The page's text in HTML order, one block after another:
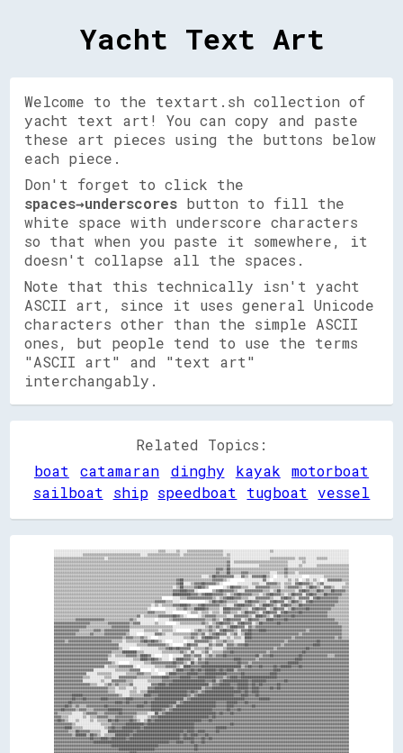
Yacht Text Art
Welcome to the textart.sh collection of
yacht text art! You can copy and paste
these art pieces using the buttons below
each piece.
Don't forget to click the
spaces→underscores button to fill the
white space with underscore characters
so that when you paste it somewhere, it
doesn't collapse all the spaces.
Note that this technically isn't yacht
ASCII art, since it uses general Unicode
characters other than the simple ASCII
ones, but people tend to use the terms
"ASCII art" and "text art"
interchangably.
Related Topics:
boat
catamaran dinghy kayak
motorboat
sailboat
ship speedboat tugboat vessel
▒▒▒▒▒▒▒▒▒▒▒▒▒▒▒▒▒▒▒▒▒▒▒▒▒▒▒▒▒▒▒▒▒▒▒▒▒▒▒▒▒▒▒▒▒▒▒▒▒▒▒▒▒▒▒▒▒▒▒▒▒▒▒▒▒▒▒▒▒▒▒▒▒▒▒▒▒▒▒▒▒▒▒▒▒▒▒▒▒▒▒▒▒▒▒▒▓▓░░▒▒▒▒▒▒▒▒▒▒▒▒▒▒▒▒▒▒▒▒▒▒▒▒▒▒▒▒▒▒░░░░░░░░▒▒░░░░░░░░░░░░░░░░░░░░░░░░
▒▒▒▒▒▒▒▒▒▒▒▒▒▒▒▒▒▒▒▒▒▒▒▒▒▒▒▒▒▒▒▒▒▒▒▒▒▒▒▒▒▒▒▒▒▒▒▒▒▒▒▒▒▒▒▒▒▒▒▒▒▒▒▒▒▒▒▒▒▒▒▒▒▒▒▒▒▒▒▒▒▒▒▒▒▒▒▒▒▒▒▒▒▒▒▒▓▓░░░░░░░░░░░░░░░░▒▒▒▒▒▒▒▒▒▒▒▒▒▒▒▒░░░░░░▒▒░░░░░░░░▒▒▒▒▒▒▒▒▒▒▒▒▒▒▒▒▒▒
▒▒▒▒▒▒▒▒▒▒▒▒▒▒▒▒▒▒▒▒▒▒▒▒▒▒▒▒▒▒▒▒▒▒▒▒▒▒▒▒▒▒▒▒▒▒▒▒▒▒▒▒▒▒▒▒▒▒▒▒▒▒▒▒▒▒▒▒▒▒▒▒▒▒▒▒▒▒▒▒▒▒▒▒▒▒▒▒▒▒▓▓▓▓▒▒██▒▒▒▒▒▒▒▒▒▒▒▒▒▒▒▒▒▒▒▒▒▒▒▒▒▒▒▒▒▒▓▓▒▒▒▒▒▒▒▒▒▒▒▒▒▒▒▒▒▒▒▒▒▒▒▒▒▒▒▒▒▒▒▒▒▒
▒▒▒▒▒▒▒▒▒▒▒▒▒▒▒▒▒▒▒▒▒▒▒▒▒▒▒▒▒▒▒▒▒▒▒▒▒▒▒▒▒▒▒▒▒▒▒▒▒▒▒▒▒▒▒▒▒▒▒▒▒▒▒▒▒▒▒▒▒▒▒▒▒▒▒▒▒▒▒▒▒▒▒▒▒▒▒▒▒▒▓▓▒▒▒▒██▒▒▒▒▒▒▓▓▓▓▒▒▒▒▒▒▒▒▒▒▒▒░░░░▒▒▒▒▓▓▒▒▒▒░░▒▒▒▒▒▒▒▒▒▒▒▒▒▒▒▒▒▒▒▒▒▒▒▒▒▒▒▒
▒▒▒▒▒▒▒▒▒▒▒▒▒▒▒▒▒▒▒▒▒▒▒▒▒▒▒▒▒▒▒▒▒▒▒▒▒▒▒▒▒▒▒▒▒▒▒▒▒▒▒▒▒▒▒▒▒▒▒▒▒▒▒▒▒▒▒▒▒▒▒▒▒▒▒▒▒▒▒▒▒▒░░░░▒▒██▓▓▓▓▓▓▓▓▓▓░░░░▓▓▒▒░░▓▓▓▓▓▓██▒▒░░  ░░░░▒▒░░░░░░░░    ░░░░░░░░▒▒▒▒▒▒▒▒▒▒▒▒▒▒
▒▒▒▒▒▒▒▒▒▒▒▒▒▒▒▒▒▒▒▒▒▒▒▒▒▒▒▒▒▒▒▒▒▒▒▒▒▒▒▒▒▒▒▒▒▒▒▒▒▒▒▒▒▒▒▒▒▒▒▒▒▒▒▒▒▒▒▒▓▓██▒▒▒▒▒▒▒▒▒▒▒▒▒▒▒▒▓▓▓▓▓▓▒▒░░        ░░░░░░░░░░▓▓░░  ░░░░░░░░▒▒░░▒▒  ░░▒▒░░▒▒░░  ░░▓▓▓▓▓▓▓▓▒▒▒▒
▒▒▒▒▒▒▒▒▒▒▒▒▒▒▒▒▒▒▒▒▒▒▒▒▒▒▒▒▒▒▒▒▒▒▒▒▒▒▒▒▒▒▒▒▒▒▒▒▒▒▒▒▒▒▒▒▒▒▒▒▒▒▒▒▒▒▒▒▓▓██░░░░▒▒▓▓▓▓██▓▓▓▓▓▓▒▒░░        ░░░░░░░░▒▒▒▒░░░░▓▓▓▓▓▓▒▒░░▒▒▒▒░░▓▓██▓▓▓▓▒▒░░▒▒▓▓░░░░░░░░░░░░▒▒
▒▒▒▒▒▒▒▒▒▒▒▒▒▒▒▒▒▒▒▒▒▒▒▒▒▒▒▒▒▒▒▒▒▒▒▒▒▒▒▒▒▒▒▒▒▒▒▒▒▒▒▒▒▒▒▒▒▒▒▒▒▒▒▒▒▒░░▒▒██▒▒▒▒▒▒▓▓██▓▓▒▒        ░░▒▒██▓▓▓▓▒▒▒▒░░░░▓▓▓▓▓▓▓▓▒▒▒▒▒▒░░▒▒▓▓▓▓▓▓▒▒░░▒▒██▓▓▒▒░░▓▓▓▓▒▒░░░░▒▒▒▒
▒▒▒▒▒▒▒▒▒▒▒▒▒▒▒▒▒▒▒▒▒▒▒▒▒▒▒▒▒▒▒▒▒▒▒▒▒▒▒▒▒▒▒▒▒▒▒▒▒▒▒▒▒▒▒▒▒▒▒▒▒▒▒▒▒▒▓▓▓▓████▓▓▓▓░░        ▒▒▓▓██▓▓▓▓▓▓▒▒░░░░▓▓▓▓▓▓▓▓▓▓▒▒▒▒░░▒▒██▒▒▒▒▒▒▒▒░░▓▓██▓▓▒▒▒▒██▓▓▒▒▒▒██▓▓▓▓▓▓▒▒
▒▒▒▒▒▒▒▒▒▒▒▒▒▒▒▒▒▒▒▒▒▒▒▒▒▒▒▒▒▒▒▒▒▒▒▒▒▒▒▒▒▒▒▒▒▒▒▒▒▒▒▒▒▒▒▒▒▒▒▒▒▒▒▒▒▒██████████▓▓▓▓▒▒▓▓████▓▓▓▓▓▓▒▒░░▒▒▓▓██▓▓▓▓▓▓▒▒▒▒░░▒▒▓▓██▓▓▓▓▒▒░░▒▒██▓▓▓▓░░▓▓██▓▓▒▒▒▒██▓▓▓▓▓▓▓▓▒▒▒▒
▒▒▒▒▒▒▒▒▒▒▒▒▒▒▒▒▒▒▒▒▒▒▒▒▒▒▒▒▒▒▒▒▒▒▒▒▒▒▒▒▒▒▒▒▒▒▒▒▒▒▒▒▒▒▒▒▒▒▒▒      ░░░░▒▒▒▒▓▓▓▓▓▓▓▓▓▓▓▓▓▓▒▒░░▒▒▓▓████▓▓▓▓▒▒▒▒░░░░▓▓▓▓▓▓▓▓▒▒░░░░▓▓██▓▓▒▒░░▓▓▓▓▓▓░░▓▓██▓▓▓▓▓▓▓▓▓▓▒▒▒▒▒▒
▒▒▒▒▒▒▒▒▒▒▒▒▒▒▒▒▒▒▒▒▒▒▒▒▒▒▒▒▒▒▒▒▒▒▒▒▒▒▒▒▒▒▒▒▒▒▒▒▒▒▒▒▒▒▒▒▓▓▓▓▓▓▒▒▒▒░░░░              ░░▒▒██▓▓██▓▓▒▒▒▒▒▒░░░░▓▓██▓▓▓▓▒▒▒▒░░▓▓██▓▓▓▓░░▒▒██▓▓▒▒░░▓▓██▓▓▓▓▓▓▓▓▓▓▓▓▓▓▒▒▒▒▒▒
▒▒▒▒▒▒▒▒▒▒▒▒▒▒▒▒▒▒▒▒▒▒▒▒▒▒▒▒▒▒▒▒▒▒▒▒▒▒▒▒▒▒▒▒▒▒▒▒▒▒▒▒▒▒░░▒▒░░▒▒▒▒▒▒▓▓▓▓████▓▓▒▒▒▒▓▓██▓▓▓▓▓▓▓▓▒▒▒▒░░░░▓▓████▓▓▓▓▒▒░░▒▒████▓▓▒▒░░▓▓██▓▓▒▒▒▒██▓▓▓▓▓▓▓▓▓▓▓▓▓▓▓▓▓▓▒▒▒▒▒▒▒▒
▒▒▒▒▒▒▒▒▒▒▒▒▒▒▒▒▒▒▒▒▒▒▒▒▒▒▒▒▒▒▒▒▒▒▒▒▒▒▒▒▒▒▒▒▒▒▒▒▒▒▒▒░░        ░░░░░░▒▒▒▒▓▓▒▒▒▒██████▓▓▒▒▒▒▒▒░░████▓▓▓▓▓▓▒▒▒▒░░▓▓██▓▓▓▓░░▒▒██▓▓▓▓░░▒▒██▓▓▓▓▓▓██▓▓▓▓▓▓▓▓▓▓▓▓▒▒▒▒▒▒▒▒▒▒
▒▒▒▒▒▒▒▒▒▒▒▒▒▒▒▒▒▒▒▒▒▒▒▒▒▒▒▒▒▒▒▒▒▒▒▒▒▒▒▒▒▒▒▒▒▒▒▒▒▒▒▒▓▓▓▓▒▒▒▒▒▒░░░░        ░░▒▒▒▒░░▒▒▒▒░░▒▒▒▒░░▓▓▓▓▒▒▒▒░░▒▒██▓▓▓▓▒▒░░▓▓██▓▓▓▓░░▓▓██▓▓▓▓▓▓██▓▓▓▓▓▓▓▓▓▓▓▓▓▓▒▒▒▒▒▒▒▒▒▒▒▒
▒▒▒▒▒▒▒▒▒▒▒▒▒▒▒▒▒▒▒▒▒▒▒▒▒▒▒▒▒▒▒▒▒▒▒▒▒▒▒▒▒▒▒▒▒▒▓▓░░▒▒▒▒▒▒▒▒▓▓▓▓▓▓▓▓██▓▓▒▒░░      ░░▒▒▓▓▓▓▓▓▒▒▒▒▒▒░░░░▓▓▓▓▓▓▓▓▒▒░░████▓▓▒▒░░▓▓██▓▓▓▓▓▓██▓▓▓▓▓▓▓▓▓▓▓▓▓▓▓▓▓▓▒▒▒▒▒▒▒▒▒▒▒▒
▒▒▒▒▒▒▒▒▒▒▒▒▓▓▓▓▓▓▓▓▓▓▓▓▓▓▓▓▒▒▒▒▒▒▒▒▒▒▒▒▒▒▓▓▒▒░░░░░░░░░░  ░░░░░░▒▒▓▓▓▓▓▓▓▓▓▓▓▓▓▓▓▓▓▓▒▒▒▒▓▓▒▒░░▓▓██▓▓▓▓▓▓░░▒▒██▓▓▓▓▒▒▒▒████▓▓▓▓▓▓██▓▓▓▓▓▓▓▓▓▓▓▓▓▓▓▓▓▓▓▓▓▓▓▓▓▓▒▒▒▒▒▒▒▒
▓▓▓▓▓▓▓▓▓▓▓▓▓▓▓▓▓▓▓▓▒▒▒▒▒▒▒▒▒▒▓▓▓▓▓▓▓▓▓▓▓▓▒▒▓▓▓▓░░░░░░░░▒▒░░░░      ░░▒▒▒▒▒▒▒▒▒▒▒▒▓▓▒▒░░▒▒▓▓██▓▓▓▓▒▒░░▓▓██▓▓▓▓░░▒▒██▓▓▓▓▓▓▓▓██▓▓▓▓▓▓▓▓▓▓▓▓▓▓▓▓▓▓▓▓▓▓▓▓▓▓▓▓▓▓▓▓▒▒▒▒▒▒
▓▓▓▓▓▓▓▓▓▓▓▓▓▓▓▓▓▓▒▒▒▒▒▒▒▒▒▒▒▒▒▒▓▓▓▓▓▓▓▓▓▓▒▒▒▒▒▒▒▒▒▒▒▒▒▒▒▒▒▒▒▒▒▒▒▒░░░░░░░░░░░░░░░░░░▒▒▓▓▒▒▓▓▒▒░░▒▒████▓▓▓▓░░▓▓▒▒▓▓▓▓▓▓▓▓▓▓▓▓▓▓▓▓▓▓▓▓▓▓▓▓▓▓▓▓▓▓▓▓▓▓▓▓▓▓▓▓▓▓▓▓▓▓▓▓▒▒▒▒
▓▓▓▓▓▓▓▓▓▓▓▓▓▓▒▒▒▒▒▒▒▒▓▓▓▓▒▒▓▓▓▓▓▓▓▓▓▓▓▓▓▓░░░░░░░░▒▒▒▒▒▒▒▒░░▒▒▒▒▒▒░░        ░░▒▒▓▓▒▒▒▒▓▓▒▒░░▓▓██▓▓▓▓▒▒░░▓▓▓▓██▓▓▓▓████▓▓▓▓▓▓▓▓▓▓▓▓▓▓▓▓▓▓▓▓▓▓▒▒▓▓▓▓▓▓▓▓▓▓▓▓▓▓▓▓▓▓▒▒▒▒
▓▓▓▓▓▓▓▓▓▓▓▓▒▒▒▒▒▒▒▒▓▓▒▒▒▒▒▒▓▓▓▓▓▓▓▓▓▓▓▓▒▒░░░░    ░░░░░░▓▓▓▓▒▒░░░░▒▒▒▒▒▒▒▒▒▒▓▓▓▓▒▒▓▓░░▒▒▓▓██▓▓▓▓░░▒▒▓▓░░▒▒████▓▓▓▓▓▓▓▓▓▓▓▓▓▓▓▓▓▓▓▓▓▓▓▓▓▓▒▒▓▓▓▓▓▓▓▓▓▓▓▓▓▓▓▓▓▓▓▓▓▓▒▒▒▒
▓▓▓▓▓▓▓▓▓▓▓▓▓▓▓▓▓▓▓▓▓▓▓▓▓▓▓▓▓▓▓▓▓▓▓▓▓▓▒▒▓▓▓▓▒▒▒▒▓▓▒▒░░    ░░░░░░░░░░░░░░▒▒▒▒▓▓▒▒░░▓▓████▓▓▓▓░░░░▒▒░░▒▒▒▒░░████▓▓▓▓▓▓▓▓▓▓▓▓▓▓▓▓▓▓▓▓▓▓▒▒▓▓▓▓▓▓▓▓▓▓▓▓▓▓▓▓▓▓▓▓▓▓▒▒▓▓▒▒▒▒
▓▓▓▓▓▓▒▒▓▓▓▓▓▓▓▓▓▓▓▓▓▓▓▓▓▓▓▓▓▓▓▓▒▒▒▒▒▒░░▒▒▒▒▒▒▒▒▓▓██▓▓██▓▓▒▒░░    ░░░░░░  ░░░░▓▓▓▓▓▓▓▓▒▒░░▒▒▒▒▓▓▒▒▒▒░░░░░░▓▓▓▓▓▓▓▓▓▓▓▓▓▓▓▓▓▓▓▓▓▓▒▒▓▓▓▓▓▓▓▓▓▓▓▓▓▓▓▓██▓▓▓▓▓▓▓▓▓▓▓▓▓▓▓▓
▓▓▓▓▓▓▓▓▓▓▓▓▓▓▓▓▓▓▓▓▓▓▓▓▓▓▓▓▓▓▓▓▓▓▓▓░░░░░░░░░░▒▒▒▒▒▒▓▓▓▓▓▓▓▓▓▓▒▒░░      ▒▒██▓▓▓▓░░░░░░▓▓▒▒▓▓▓▓░░▓▓▓▓▒▒▓▓▓▓██▓▓▓▓▓▓▓▓▓▓▓▓▓▓▓▓▓▓▒▒▓▓▓▓▓▓▓▓▓▓▓▓▓▓▓▓████▓▓▓▓▓▓▓▓▓▓▓▓▓▓▓▓
▓▓▓▓▓▓▓▓▓▓▓▓▓▓▓▓▓▓▓▓▓▓▓▓▓▓▓▓▓▓▓▓▓▓▓▓▒▒░░░░      ░░░░░░░░░░▒▒▒▒▓▓██▓▓██▓▓▓▓▓▓░░▒▒▒▒▒▒▓▓▒▒░░░░░░▒▒▓▓▓▓▓▓▓▓▓▓▓▓▓▓▓▓▓▓▓▓▓▓▓▓▓▓▒▒▓▓▓▓▓▓▓▓▓▓▓▓▓▓▓▓██▓▓▓▓▓▓▓▓▓▓▓▓▓▓▓▓▓▓▓▓▓▓
▓▓▓▓▓▓▓▓▓▓▓▓▓▓▓▓▓▓▓▓▓▓▓▓▓▓▓▓▓▓▓▓▒▒▒▒▒▒████████▒▒▒▒░░░░░░░░░░▒▒▒▒▒▒▒▒▒▒▓▓▒▒░░▓▓░░░░▒▒▓▓░░▒▒▒▒▒▒▓▓▓▓██▓▓▓▓▓▓▓▓▓▓▓▓▓▓▓▓▓▓▒▒▓▓▓▓▓▓▓▓▓▓▓▓▓▓▓▓▓▓██▓▓▓▓▓▓▓▓▓▓▓▓▓▓▓▓▓▓▓▓▓▓▓▓
▓▓▓▓▓▓▓▓▓▓▓▓▓▓▓▓▓▓▓▓▓▓▓▓▓▓▓▓▓▓▒▒░░▒▒▒▒▒▒▓▓▓▓▓▓▒▒████▓▓░░    ░░░░  ░░░░░░▓▓▓▓▒▒▓▓▓▓░░▒▒▓▓▒▒▓▓▓▓██▓▓▓▓▓▓▓▓▓▓▓▓▓▓▓▓██▒▒▓▓▓▓██▓▓▓▓▓▓▓▓▓▓▓▓▓▓██▓▓▓▓▓▓▓▓▓▓▓▓▓▓▒▒▒▒▓▓▓▓▓▓▓▓
▓▓▓▓▓▓▓▓▓▓▓▓▓▓▓▓▓▓▓▓▓▓▓▓▓▓▓▓▓▓░░░░░░░░░░░░░░▒▒▒▒████▓▓██▓▓▒▒░░░░  ▒▒████▓▓▓▓▒▒░░▓▓▒▒▓▓▓▓▓▓▓▓▓▓▓▓▓▓▓▓████▓▓▓▓▓▓▓▓▒▒▓▓▓▓▓▓▓▓▓▓▓▓▓▓▓▓▓▓▓▓████▓▓▓▓▓▓▓▓▓▓▓▓▓▓▓▓▓▓▓▓▓▓▓▓▓▓
▓▓▓▓▓▓▓▓▓▓▓▓▓▓▓▓▓▓▓▓▓▓▓▓▓▓▓▓▓▓▓▓▒▒░░      ░░░░░░░░▒▒▒▒▓▓▓▓▓▓▓▓▓▓▓▓██▓▓▓▓▒▒░░██▒▒▓▓▓▓██▓▓▓▓▓▓▓▓▓▓▓▓▓▓▓▓██▓▓▓▓▒▒▓▓▓▓▓▓▓▓▓▓▓▓▓▓▓▓▓▓▓▓██████▓▓▓▓▓▓▓▓▓▓▓▓▓▓▓▓▓▓▓▓▓▓▓▓▓▓▓▓
▓▓▓▓▓▓▓▓▓▓▓▓▓▓▓▓▓▓▓▓▓▓▓▓▓▓▓▓░░▒▒▒▒▒▒▓▓▓▓▓▓▓▓░░  ░░░░░░░░▒▒▒▒▒▒▓▓▓▓▓▓▒▒░░████▓▓▓▓▓▓██████████████████████▒▒▓▓██▓▓▓▓██▓▓▓▓▓▓██▓▓██████▓▓▓▓██▓▓▓▓▓▓▓▓▓▓▓▓▓▓▓▓▓▓▓▓▓▓▓▓▓▓
▓▓▓▓▓▓▓▓▓▓▓▓▓▓▓▓▓▓▓▓▓▓░░░░░░░░░░░░▒▒▒▒▒▒▒▒▓▓▓▓▓▓      ░░  ░░░░░░░░▒▒████▓▓▓▓██▓▓██▓▓██████▓▓██▓▓████▒▒▓▓▓▓▓▓▓▓▓▓▓▓▓▓▓▓▓▓▓▓████▓▓▓▓▓▓▓▓▓▓▓▓▓▓▓▓▓▓▓▓▓▓▓▓▓▓▓▓▓▓▓▓▓▓▓▓▓▓
▓▓▓▓▓▓▓▓▓▓▓▓▓▓▓▓▓▓░░░░░░▒▒▒▒▒▒▒▒░░░░░░░░▒▒▒▒▒▒▓▓▓▓▒▒▒▒░░░░    ▒▒████▓▓▓▓▓▓██████▓▓▓▓████████████▓▓▓▓▓▓▓▓██▓▓▓▓▓▓▓▓▓▓▓▓▓▓████▓▓▓▓▓▓▓▓▓▓▓▓▓▓▓▓▓▓▓▓▓▓▓▓▓▓▓▓▓▓▓▓▓▓▓▓▓▓▓▓
▓▓▓▓▓▓▓▓▓▓▓▓▓▓▓▓▒▒▒▒░░░░░░░░▒▒▒▒░░░░▓▓▓▓▓▓▓▓▓▓▒▒▒▒▒▒▒▒▓▓▓▓▓▓████▓▓▓▓▓▓██████▓▓▓▓██████████▓▓▓▓▒▒▓▓████▓▓████████████████████▓▓▓▓▓▓▓▓▓▓▓▓▓▓▓▓▓▓▓▓▓▓▓▓▓▓▓▓▓▓▓▓▓▓▓▓▓▓▓▓
▓▓▓▓▓▓▓▓▓▓▓▓▓▓▓▓░░░░░░░░░░▒▒░░░░▓▓▓▓▓▓▓▓▒▒▒▒░░░░░░░░▒▒▒▒▒▒▒▒▓▓▓▓▓▓██████████████████▓▓▓▓██▒▒▓▓██████████████▓▓████████▓▓▓▓▓▓▓▓▓▓██▓▓▓▓▓▓▓▓▓▓▓▓▓▓▓▓▓▓▓▓▓▓▓▓▓▓▓▓▓▓▓▓▓▓
▓▓▓▓▓▓▓▓▓▓▓▓▓▓▓▓▓▓▓▓▒▒▒▒░░░░▒▒▓▓▒▒▓▓▒▒▒▒▒▒▓▓░░░░░░░░░░▓▓▓▓████▓▓██████████████████████▒▒▓▓▓▓██████▓▓▓▓██████▓▓██▓▓██▓▓▓▓▓▓▓▓██▓▓▓▓▓▓▓▓▓▓▓▓▓▓▓▓▓▓▓▓▓▓▓▓▓▓▓▓▓▓▓▓▓▓▓▓▓▓
▓▓▓▓▓▓▓▓▓▓▓▓▓▓▓▓▓▓▓▓▓▓▓▓▓▓▓▓▓▓▒▒▒▒░░▒▒▒▒░░░░▒▒░░░░░░▓▓▓▓██████████████████████████▒▒▓▓▓▓████████████▓▓██████▓▓████▓▓▓▓▓▓██▓▓██▓▓▓▓▓▓▓▓▓▓▓▓▓▓▓▓▓▓▓▓▓▓▓▓▓▓▓▓▓▓▓▓▓▓▓▓▓▓
▓▓▓▓▓▓▓▓▓▓▓▓▓▓▓▓▓▓▓▓▓▓▓▓▓▓▓▓▓▓▒▒▒▒░░░░░░░░▒▒▒▒░░▒▒▒▒██████████████████████▓▓██▓▓▒▒▓▓████████████████████▓▓██▓▓████▓▓▓▓▓▓▓▓▓▓▓▓▓▓▓▓▓▓▓▓▓▓▓▓▓▓▓▓▓▓▓▓▓▓▓▓▓▓▓▓▓▓▓▓▓▓▓▓▓▓
▓▓▓▓▓▓▓▓▓▓██████▓▓▓▓▓▓▓▓▓▓▓▓▓▓▓▓▓▓▓▓▒▒░░░░▒▒▒▒▒▒▒▒████▓▓▓▓████████████████▓▓▒▒▓▓████████████████████▓▓▓▓████▓▓▓▓██▓▓▓▓▓▓▓▓▓▓▓▓▓▓▓▓▓▓▓▓▓▓▓▓▓▓▓▓▓▓▓▓▓▓▓▓▓▓▓▓▓▓▓▓▓▓▓▓▓▓
▓▓▓▓▓▓▓▓▓▓██▓▓▓▓██▓▓▓▓▓▓▓▓████▓▓▓▓▓▓▓▓▓▓████▓▓▓▓▓▓▓▓▓▓▓▓████████████████▒▒▓▓██████████████████████████████▓▓▓▓▓▓▓▓██████▓▓▓▓▓▓▓▓▓▓▓▓▓▓▓▓▓▓▓▓▓▓▓▓▓▓▓▓▓▓▓▓▓▓▓▓▓▓▓▓▓▓▓▓
▓▓▓▓▓▓▓▓██▓▓▓▓▓▓▓▓▓▓▓▓▓▓▓▓▓▓▓▓▓▓▓▓████▓▓██▓▓▓▓▓▓▓▓██▓▓██████████████▒▒▓▓██████████████████▓▓▓▓▓▓██████▓▓▓▓██▓▓▓▓▓▓▓▓▓▓▓▓▓▓▓▓▓▓▓▓▓▓▓▓▓▓▓▓▓▓▓▓▓▓▓▓▓▓▓▓▓▓▓▓▓▓▓▓▓▓▓▓▓▓▓▓
▓▓▓▓▓▓██▓▓▒▒▓▓▒▒▒▒▓▓▓▓▓▓▓▓▓▓██▓▓▓▓▓▓▓▓▓▓▓▓▓▓▓▓████▓▓▓▓██████████▓▓▒▒██████████████████████▓▓▓▓▓▓████▓▓▓▓▓▓▓▓▓▓██▓▓▓▓▓▓▓▓▓▓▓▓▓▓▓▓▓▓▓▓▓▓▓▓▓▓▓▓▓▓▓▓▓▓▓▓▓▓▓▓▓▓▓▓▓▓▓▓▓▓▓▓
▓▓▓▓██▓▓▓▓▓▓▒▒▓▓▓▓▒▒▒▒▓▓▓▓▓▓▓▓████████▓▓▓▓▓▓▓▓▓▓▓▓▓▓▓▓██████▓▓▒▒▓▓██████████████████████▓▓▓▓▓▓▓▓██▓▓▓▓██▓▓▓▓▓▓▓▓▓▓▓▓▓▓▓▓▓▓▓▓▓▓▓▓▓▓▓▓▓▓▓▓▓▓▓▓▓▓▓▓▓▓▓▓▓▓▓▓▓▓▓▓▓▓▓▓▓▓▓▓
▓▓▒▒▒▒▒▒▒▒░░░░░░▒▒▓▓▓▓▓▓▒▒▒▒▓▓▓▓▓▓▓▓██▓▓▓▓▓▓▓▓▒▒▒▒▒▒░░░░██▒▒▓▓████████████████████████████▓▓██▓▓▓▓██▓▓▓▓▓▓▓▓▓▓▓▓▓▓▓▓▓▓▓▓▓▓▓▓▓▓▓▓▓▓▓▓▓▓▓▓▓▓▓▓▓▓▓▓▓▓▓▓▓▓▓▓▓▓▓▓▓▓▓▓▓▓▓▓
▓▓▓▓▒▒▒▒░░░░░░░░▒▒░░▒▒▒▒▓▓▓▓▓▓▒▒▒▒▓▓▓▓▓▓▓▓▓▓▒▒░░░░░░▒▒▓▓▓▓████████████████████████████▓▓██▓▓▓▓▓▓▓▓▓▓▓▓▓▓▓▓▓▓▓▓▓▓▓▓▓▓▓▓▓▓▓▓▓▓▓▓▓▓▓▓▓▓▓▓▓▓▓▓▓▓▓▓▓▓▓▓▓▓▓▓▓▓▓▓▓▓▓▓▓▓▓▓▓▓
▓▓██▓▓▒▒░░░░▒▒░░░░░░▒▒░░▒▒▒▒▒▒██▓▓██▓▓▓▓▓▓██▓▓▒▒░░▒▒██▓▓██████████████████████████▓▓▓▓██▓▓▓▓▓▓▓▓▓▓▓▓▓▓▓▓▓▓▓▓▓▓▓▓▓▓▓▓▓▓▓▓▓▓▓▓▓▓▓▓▓▓▓▓▓▓▓▓▓▓▓▓▓▓▓▓▓▓▓▓▓▓▓▓▓▓▓▓▓▓▓▓▓▓▓▓
▓▓▓▓▓▓▓▓▓▓▒▒░░░░░░░░░░░░░░▒▒▒▒▒▒▓▓▓▓▓▓▓▓██████████▓▓██████████████████████████▓▓▓▓▓▓▓▓▓▓▓▓▓▓▓▓▓▓▓▓██▓▓▓▓▓▓▓▓▓▓▓▓▓▓▓▓▓▓▓▓▓▓▓▓▓▓▓▓▓▓▓▓▓▓▓▓▓▓▓▓▓▓▓▓▓▓▓▓▓▓▓▓▓▓▓▓▓▓▓▓▓▓▓▓
▓▓▓▓▓▓████▒▒▒▒▒▒░░░░░░░░░░░░▒▒▓▓██▓▓▓▓██████████▓▓████████████████████████████▓▓▓▓▓▓▓▓▓▓▓▓██████▓▓▓▓▓▓▓▓▓▓▓▓▓▓▓▓▓▓▓▓▓▓▓▓▓▓▓▓▓▓▓▓▓▓▓▓▓▓▓▓▓▓▓▓▓▓▓▓▓▓▓▓▓▓▓▓▓▓▓▓▓▓▓▓▓▓▓▓
▓▓▓▓▓▓▓▓▒▒▒▒██▓▓▓▓▓▓▒▒▒▒▒▒░░░░██████████████▓▓██████████████████████████▓▓████▓▓████▓▓▓▓▓▓██▓▓▓▓▓▓▓▓▓▓▓▓▓▓▓▓▓▓▓▓▓▓▓▓▓▓▓▓▓▓▓▓▓▓▓▓▓▓▓▓▓▓▓▓▓▓▓▓▓▓▓▓▓▓▓▓▓▓▓▓▓▓▓▓▓▓▓▓▓▓▓▓
▓▓▓▓▓▓▓▓▓▓▒▒██████▒▒██▓▓▒▒░░▒▒▒▒▒▒████████▓▓██████████████████████████▓▓██▓▓████▓▓▓▓██▓▓▓▓▓▓▓▓▓▓▓▓▓▓▓▓▓▓▓▓▓▓▓▓▓▓▓▓▓▓▓▓▓▓▓▓▓▓▓▓▓▓▓▓▓▓▓▓▓▓▓▓▓▓▓▓▓▓▓▓▓▓▓▓▓▓▓▓▓▓▓▓▓▓▓▓▓▓
▓▓▓▓▓▓▓▓▓▓▓▓▓▓▓▓▓▓▓▓██▓▓▓▓████▓▓████████▓▓████████████████████████████▓▓██████▓▓▓▓██▓▓██▓▓▓▓▓▓▓▓▓▓▓▓▓▓▓▓▓▓▓▓▓▓▓▓▓▓▓▓▓▓▓▓▓▓▓▓▓▓▓▓▓▓▓▓▓▓▓▓▓▓▓▓▓▓▓▓▓▓▓▓▓▓▓▓▓▓▓▓▓▓▓▓▓▓▓▓
▓▓▓▓▓▓▓▓▓▓▓▓▓▓▓▓▓▓▓▓▓▓██████████████████████████████████████████▓▓▓▓████▓▓▓▓██▓▓▓▓██▓▓▓▓▓▓▓▓▓▓▓▓▓▓▓▓▓▓▓▓▓▓▓▓▓▓▓▓▓▓▓▓▓▓▓▓▓▓▓▓▓▓▓▓▓▓▓▓▓▓▓▓▓▓▓▓▓▓▓▓▓▓▓▓▓▓▓▓▓▓▓▓▓▓▓▓▓▓▓▓
▓▓▓▓▓▓▓▓▓▓▓▓▓▓▓▓▓▓▓▓▓▓▓▓▓▓▓▓▓▓▓▓██████████████████████████▓▓▓▓▓▓▓▓▓▓▓▓▓▓▓▓▓▓▓▓██▓▓▓▓▓▓▓▓▓▓▓▓▓▓▓▓▓▓▓▓▓▓▓▓▓▓▓▓▓▓▓▓▓▓▓▓▓▓▓▓▓▓▓▓▓▓▓▓▓▓▓▓▓▓▓▓▓▓▓▓▓▓▓▓▓▓▓▓▓▓▓▓▓▓▓▓▓▓▓▓▓▓▓▓
▓▓▓▓▓▓▓▓▓▓▓▓▓▓▓▓▓▓▓▓▓▓▓▓▓▓▓▓▓▓▓▓▓▓▓▓████████████████████▓▓▓▓▓▓▓▓▓▓▓▓▓▓▓▓▓▓▓▓▓▓██▓▓▓▓▓▓▓▓▓▓▓▓▓▓▓▓▓▓▓▓▓▓▓▓▓▓▓▓▓▓▓▓▓▓▓▓▓▓▓▓▓▓▓▓▓▓▓▓▓▓▓▓▓▓▓▓▓▓▓▓▓▓▓▓▓▓▓▓▓▓▓▓▓▓▓▓▓▓▓▓▓▓▓▓